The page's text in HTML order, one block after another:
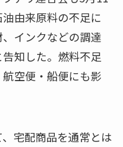
由来原料の不足に
インクなどの調達
知した。燃料不足
空便・船便にも影
宅配商品を通常とは